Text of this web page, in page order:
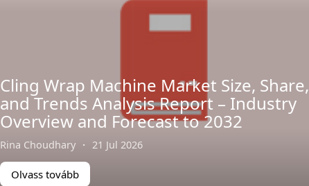
Cling Wrap Machine Market Size, Share,
and Trends Analysis Report – Industry
Overview and Forecast to 2032
Rina Choudhary · 21 Jul 2026
Olvass tovább